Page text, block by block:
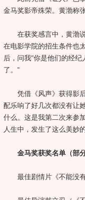
金马奖影帝殊荣。黄渤称
在获奖感言中，黄渤说
在电影学院的招生条件也
后，问我"你是他们的经
了。”
凭借《风声》获得影
配乐响了好几次都没有让
什么。这是我第二次来参
人生中，发生了这么美妙
金马奖获奖名单（部分
最佳剧情片《不能没有